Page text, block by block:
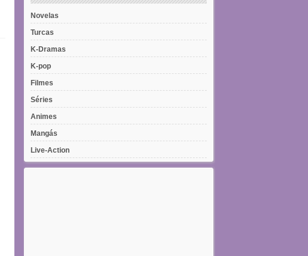
Novelas
Turcas
K-Dramas
K-pop
Filmes
Séries
Animes
Mangás
Live-Action